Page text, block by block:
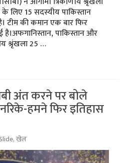
लिए 15 सदस्यीय पाकिस्तान
टीम की कमान एक बार फिर
पाकिस्तान और
श्रृंखला 25 …
अंत करने पर बोले
हमने फिर इतिहास
,खेल